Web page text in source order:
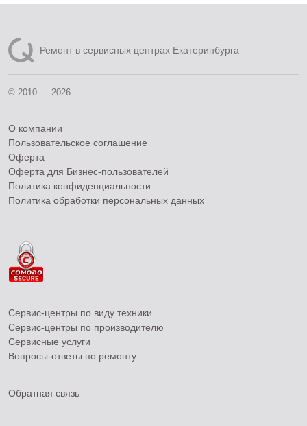
Ремонт в сервисных центрах Екатеринбурга
© 2010 — 2026
О компании
Пользовательское соглашение
Оферта
Оферта для Бизнес-пользователей
Политика конфиденциальности
Политика обработки персональных данных
Сервис-центры по виду техники
Сервис-центры по производителю
Сервисные услуги
Вопросы-ответы по ремонту
Обратная связь